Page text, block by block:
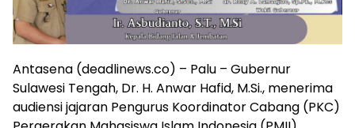
Antasena (deadlinews.co) – Palu – Gubernur
Sulawesi Tengah, Dr. H. Anwar Hafid, M.Si., menerima
audiensi jajaran Pengurus Koordinator Cabang (PKC)